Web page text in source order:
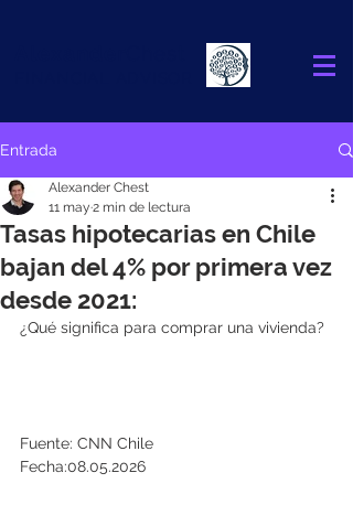
Entrada
Tasas hipotecarias en Chile
bajan del 4% por primera vez
desde 2021:
Alexander Chest
11 may 2 min de lectura
¿Qué significa para comprar una vivienda?
Fuente: CNN Chile
Fecha:08.05.2026